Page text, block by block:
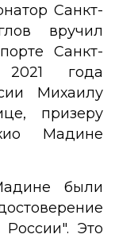
Санкт-
вручил
Санкт-
года
Михаилу
призеру
Мадине
были
Это